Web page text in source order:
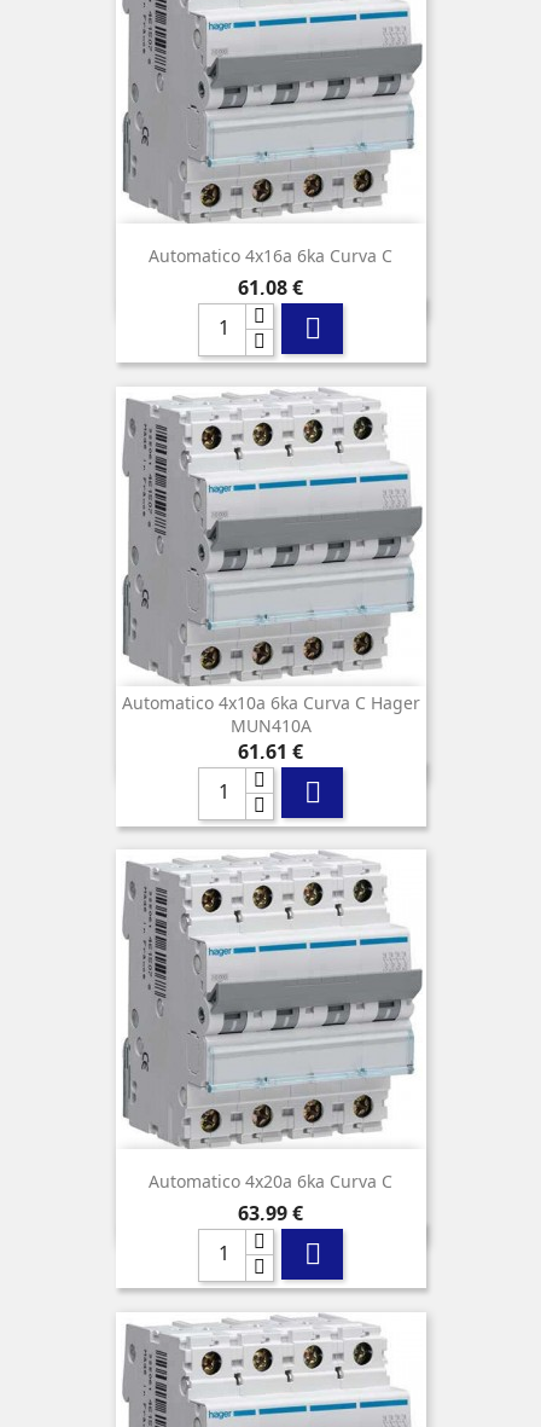
Automatico 4x16a 6ka Curva C
Precio
61,08 €

Automatico 4x10a 6ka Curva C Hager
MUN410A
Precio
61,61 €

Automatico 4x20a 6ka Curva C
Precio
63,99 €
